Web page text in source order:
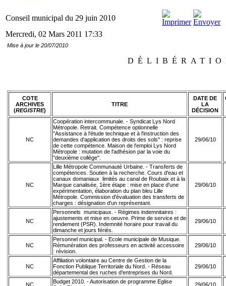
Conseil municipal du 29 juin 2010
Mercredi, 02 Mars 2011 17:33
Mise à jour le 20/07/2010
COTE
ARCHIVES
(REGISTRE)
TITRE
DATE DE
LA
DÉCISION
NC
Coopération intercommunale. - Syndicat Lys Nord
Métropole. Retrait. Compétence optionnelle
"Assistance à l'étude technique et à l'instruction des
demandes d'application des droits des sols" : reprise
de cette compétence. Maison de l'emploi Lys Nord
Métropole : mutation de l'adhésion par la voie du
"deuxième collège".
29/06/10
NC
Lille Métropole Communauté Urbaine. - Transferts de
compétences. Soutien à la recherche. Cours d'eau et
canaux domaniaux limités au canal de Roubaix et à la
Marque canalisée, 1ère étape : mise en place d'une
expérimentation, élaboration du plan bleu Lille
Métropole. Commission d'évaluation des transferts de
charges : désignation d'un représentant.
29/06/10
NC
Personnels municipaux. - Régimes indemnitaires :
ajustements et mise en oeuvre. Prime de service et de
rendement (PSR). Indemnité horaire pour travail du
dimanche et jours fériés.
29/06/10
NC
Personnel municipal. - Ecole municipale de Musique.
Rémunération des professeurs en activité accessoire
: révision.
29/06/10
NC
Affiliation volontaire au Centre de Gestion de la
Fonction Publique Territoriale du Nord. - Réseau
départemental des ruches d'entreprises du Nord.
29/06/10
NC
Budget 2010. - Autorisation de programme Eglise
29/06/10